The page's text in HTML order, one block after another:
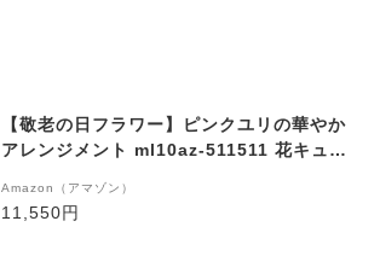
【敬老の日フラワー】ピンクユリの華やか
アレンジメント ml10az-511511 花キュー
Amazon（アマゾン）
11,550円